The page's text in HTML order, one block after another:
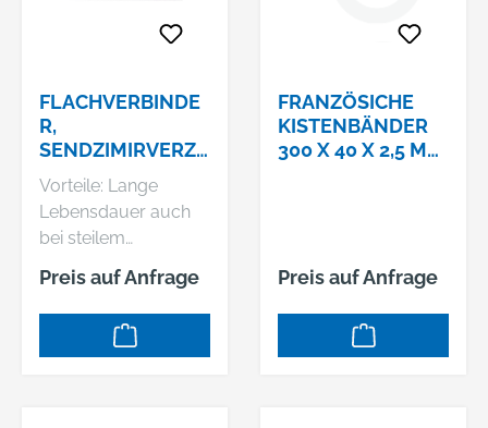
FLACHVERBINDE
R,
SENDZIMIRVERZI
NKT, LXB 96X35
MM
Vorteile: Lange
Lebensdauer auch
bei steilem
Kanteneinsatz in
Ecken oder Winkeln -
Gleichbleibend hohe
Abtragsleistung
Preis auf Anfrage
FRANZÖSICHE
KISTENBÄNDER
300 X 40 X 2,5 MM,
Preis auf Anfrage